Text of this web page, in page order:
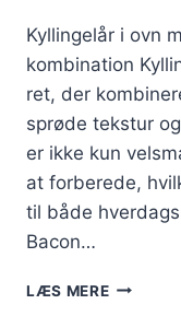
Kyllingelår i ovn
kombination
ret, der
sprøde tekstur
er ikke kun
at forberede,
til både
Bacon…
LÆS MERE